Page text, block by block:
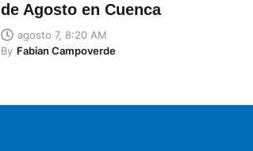
de Agosto en Cuenca
agosto 7, 8:20 AM
By Fabian Campoverde